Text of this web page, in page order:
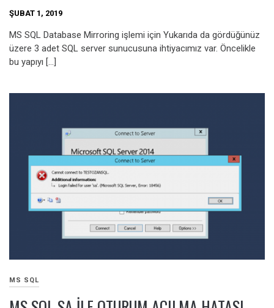
ŞUBAT 1, 2019
MS SQL Database Mirroring işlemi için Yukarıda da gördüğünüz
üzere 3 adet SQL server sunucusuna ihtiyacımız var. Öncelikle
bu yapıyı […]
MS SQL